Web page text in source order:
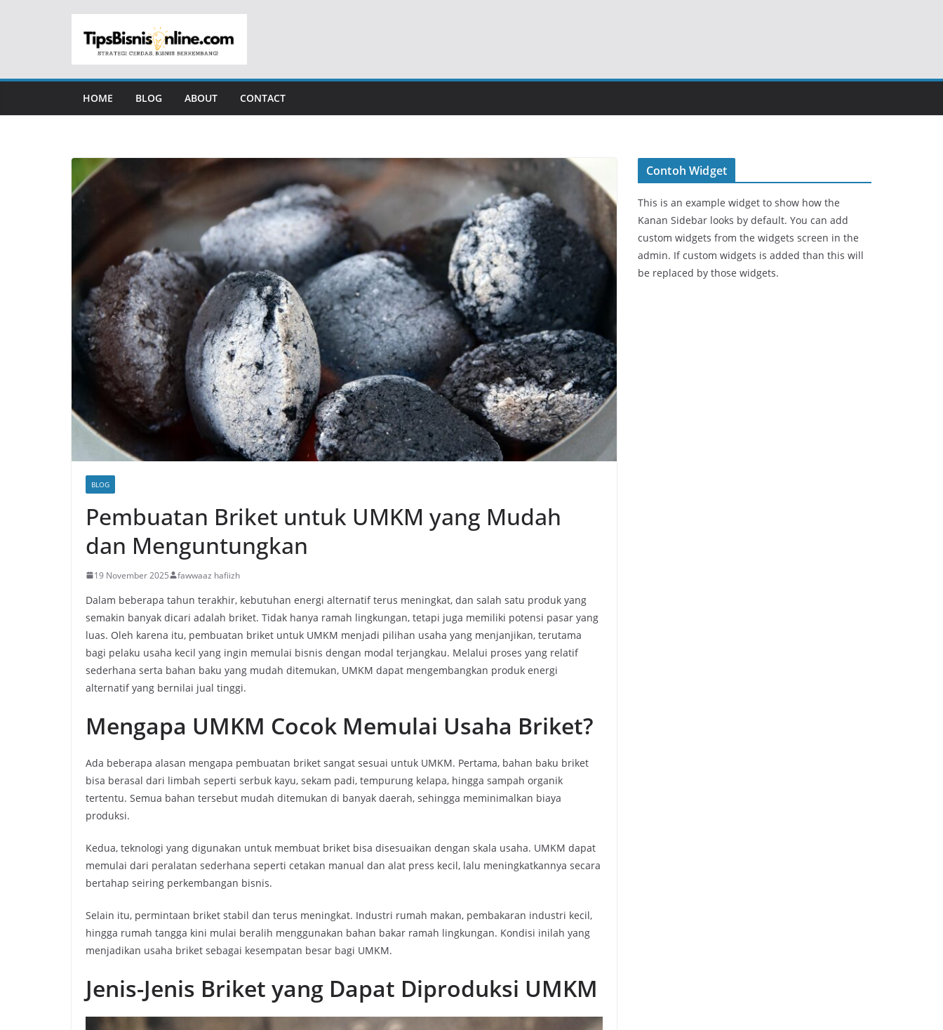
HOME BLOG ABOUT CONTACT
BLOG
Pembuatan Briket untuk UMKM yang Mudah
dan Menguntungkan
19 November 2025 fawwaaz hafiizh
Dalam beberapa tahun terakhir, kebutuhan energi alternatif terus meningkat, dan salah satu produk yang
semakin banyak dicari adalah briket. Tidak hanya ramah lingkungan, tetapi juga memiliki potensi pasar yang
luas. Oleh karena itu, pembuatan briket untuk UMKM menjadi pilihan usaha yang menjanjikan, terutama
bagi pelaku usaha kecil yang ingin memulai bisnis dengan modal terjangkau. Melalui proses yang relatif
sederhana serta bahan baku yang mudah ditemukan, UMKM dapat mengembangkan produk energi
alternatif yang bernilai jual tinggi.
Mengapa UMKM Cocok Memulai Usaha Briket?
Ada beberapa alasan mengapa pembuatan briket sangat sesuai untuk UMKM. Pertama, bahan baku briket
bisa berasal dari limbah seperti serbuk kayu, sekam padi, tempurung kelapa, hingga sampah organik
tertentu. Semua bahan tersebut mudah ditemukan di banyak daerah, sehingga meminimalkan biaya
produksi.
Kedua, teknologi yang digunakan untuk membuat briket bisa disesuaikan dengan skala usaha. UMKM dapat
memulai dari peralatan sederhana seperti cetakan manual dan alat press kecil, lalu meningkatkannya secara
bertahap seiring perkembangan bisnis.
Selain itu, permintaan briket stabil dan terus meningkat. Industri rumah makan, pembakaran industri kecil,
hingga rumah tangga kini mulai beralih menggunakan bahan bakar ramah lingkungan. Kondisi inilah yang
menjadikan usaha briket sebagai kesempatan besar bagi UMKM.
Jenis-Jenis Briket yang Dapat Diproduksi UMKM
Contoh Widget
This is an example widget to show how the
Kanan Sidebar looks by default. You can add
custom widgets from the widgets screen in the
admin. If custom widgets is added than this will
be replaced by those widgets.